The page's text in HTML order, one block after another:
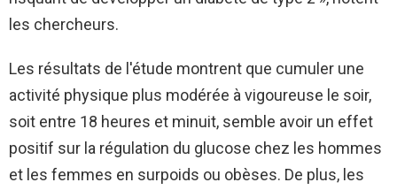
les chercheurs.
Les résultats de l'étude montrent que cumuler une
activité physique plus modérée à vigoureuse le soir,
soit entre 18 heures et minuit, semble avoir un effet
positif sur la régulation du glucose chez les hommes
et les femmes en surpoids ou obèses. De plus, les